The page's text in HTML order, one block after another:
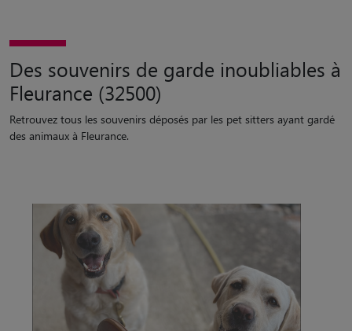
Des souvenirs de garde inoubliables à
Fleurance (32500)
Retrouvez tous les souvenirs déposés par les pet sitters ayant gardé
des animaux à Fleurance.